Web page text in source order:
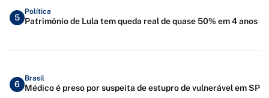
5
Política
Patrimônio de Lula tem queda real de quase 50% em 4 anos
6
Brasil
Médico é preso por suspeita de estupro de vulnerável em SP